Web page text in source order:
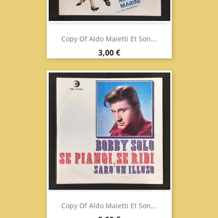
Copy Of Aldo Maietti Et Son...
Prix
3,00 €
Copy Of Aldo Maietti Et Son...